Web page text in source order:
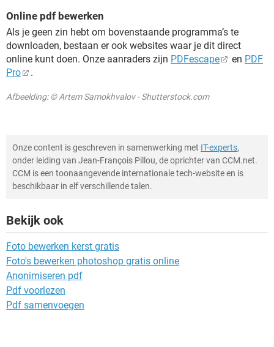
Online pdf bewerken
Als je geen zin hebt om bovenstaande programma’s te
downloaden, bestaan er ook websites waar je dit direct
online kunt doen. Onze aanraders zijn PDFescape en PDF
Pro
.
Afbeelding: © Artem Samokhvalov - Shutterstock.com
Onze content is geschreven in samenwerking met IT-experts,
onder leiding van Jean-François Pillou, de oprichter van CCM.net.
CCM is een toonaangevende internationale tech-website en is
beschikbaar in elf verschillende talen.
Bekijk ook
Foto bewerken kerst gratis
Foto's bewerken photoshop gratis online
Anonimiseren pdf
Pdf voorlezen
Pdf samenvoegen